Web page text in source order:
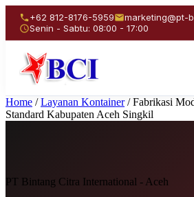
+62 812-8176-5959
marketing@pt-
Senin - Sabtu: 08:00 - 17:00
Home / Layanan Kontainer / Fabrikasi
Standard Kabupaten Aceh Singkil
PT Bintang Citra International - Aceh